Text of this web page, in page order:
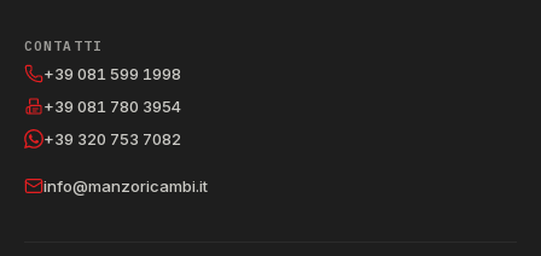
CONTATTI
+39 081 599 1998
+39 081 780 3954
+39 320 753 7082
info@manzoricambi.it